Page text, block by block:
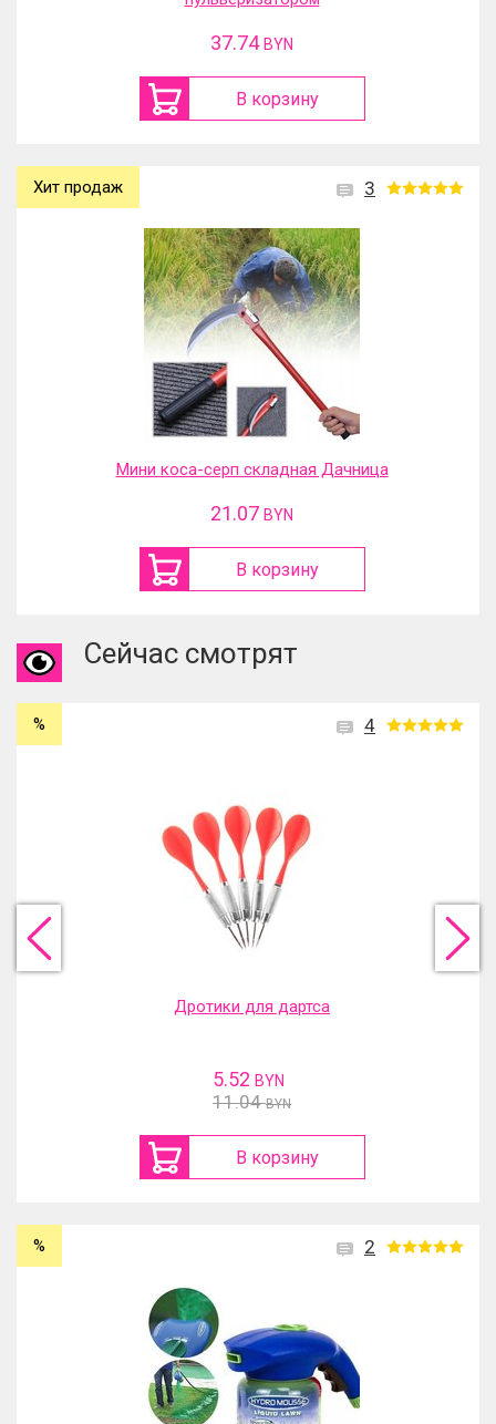
37.74 BYN
В корзину
3
Хит продаж
Мини коса-серп складная Дачница
21.07 BYN
В корзину
Сейчас смотрят
4
%
Дротики для дартса
5.52 BYN
11.04 BYN
В корзину
2
%